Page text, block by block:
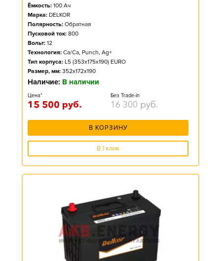
Ёмкость: 100 Ач
Марка: DELKOR
Полярность: Обратная
Пусковой ток: 800
Вольт: 12
Технология: Ca/Ca, Punch, Ag+
Тип корпуса: L5 (353x175x190) EURO
Размер, мм: 352x172x190
Наличие: В наличии
Цена*
15 500 руб.
Без Trade-in
16 300 руб.
В КОРЗИНУ
В 1 клик